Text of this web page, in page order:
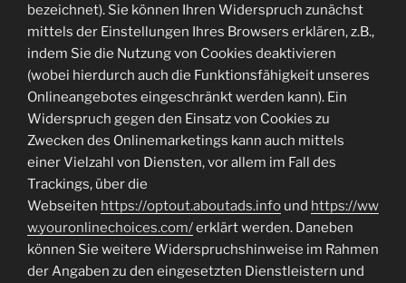
bezeichnet). Sie können Ihren Widerspruch zunächst
mittels der Einstellungen Ihres Browsers erklären, z.B.,
indem Sie die Nutzung von Cookies deaktivieren
(wobei hierdurch auch die Funktionsfähigkeit unseres
Onlineangebotes eingeschränkt werden kann). Ein
Widerspruch gegen den Einsatz von Cookies zu
Zwecken des Onlinemarketings kann auch mittels
einer Vielzahl von Diensten, vor allem im Fall des
Trackings, über die
Webseiten https://optout.aboutads.info und https://ww
w.youronlinechoices.com/erklärt werden. Daneben
können Sie weitere Widerspruchshinweise im Rahmen
der Angaben zu den eingesetzten Dienstleistern und